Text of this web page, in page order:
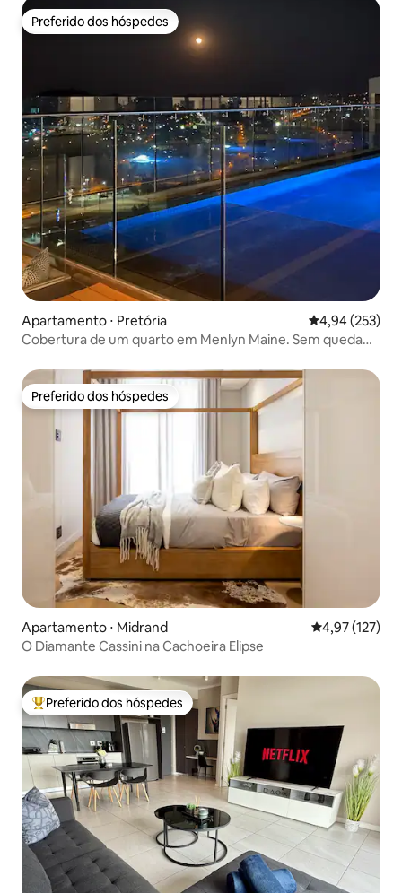
Preferido dos hóspedes
Preferido dos hóspedes
Apartamento ⋅ Pretória 4,94 de uma
4,94 (253)
Cobertura de um quarto em Menlyn Maine. Sem queda
Preferido dos hóspedes
Preferido dos hóspedes
Apartamento ⋅ Midrand 4,97 de uma
4,97 (127)
O Diamante Cassini na Cachoeira Elipse
Entre os melhores preferidos dos hóspedes
Preferido dos hóspedes